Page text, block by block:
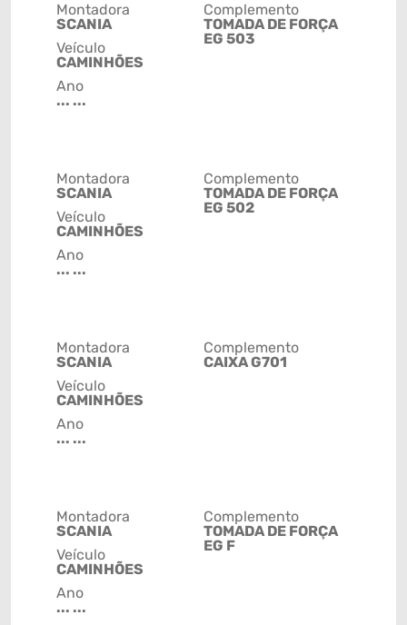
Montadora
SCANIA
Veículo
CAMINHÕES
Ano
... ...
Complemento
TOMADA DE FORÇA
EG 503
Montadora
SCANIA
Veículo
CAMINHÕES
Ano
... ...
Complemento
TOMADA DE FORÇA
EG 502
Montadora
SCANIA
Veículo
CAMINHÕES
Ano
... ...
Complemento
CAIXA G701
Montadora
SCANIA
Veículo
CAMINHÕES
Ano
... ...
Complemento
TOMADA DE FORÇA
EG F